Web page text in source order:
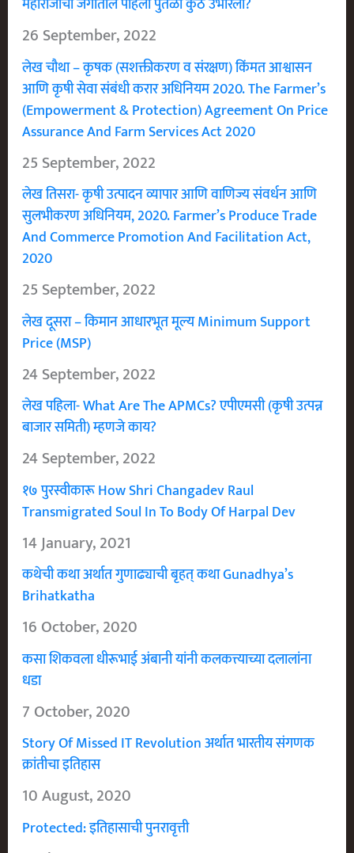
महाराजांचा जगातील पहिला पुतळा कुठे उभारला?
26 September, 2022
लेख चौथा – कृषक (सशक्तीकरण व संरक्षण) किंमत आश्वासन
आणि कृषी सेवा संबंधी करार अधिनियम 2020. The Farmer’s
(Empowerment & Protection) Agreement On Price
Assurance And Farm Services Act 2020
25 September, 2022
लेख तिसरा- कृषी उत्पादन व्यापार आणि वाणिज्य संवर्धन आणि
सुलभीकरण अधिनियम, 2020. Farmer’s Produce Trade
And Commerce Promotion And Facilitation Act,
2020
25 September, 2022
लेख दूसरा – किमान आधारभूत मूल्य Minimum Support
Price (MSP)
24 September, 2022
लेख पहिला- What Are The APMCs? एपीएमसी (कृषी उत्पन्न
बाजार समिती) म्हणजे काय?
24 September, 2022
१७ पुरस्वीकारू How Shri Changadev Raul
Transmigrated Soul In To Body Of Harpal Dev
14 January, 2021
कथेची कथा अर्थात गुणाढ्याची बृहत् कथा Gunadhya’s
Brihatkatha
16 October, 2020
कसा शिकवला धीरूभाई अंबानी यांनी कलकत्त्याच्या दलालांना
धडा
7 October, 2020
Story Of Missed IT Revolution अर्थात भारतीय संगणक
क्रांतीचा इतिहास
10 August, 2020
Protected: इतिहासाची पुनरावृत्ती